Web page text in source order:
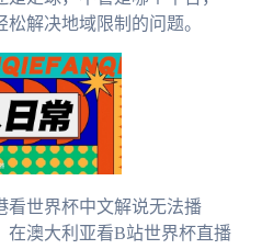
解决地域限制的问题。
世界杯中文解说无法播
在澳大利亚看B站世界杯直播